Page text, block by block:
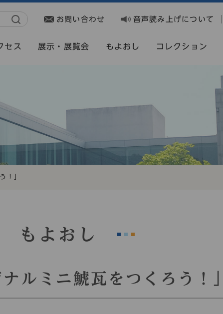
お問い合わせ 音声読み上げについて
セス 展示・展覧会 もよおし コレクション
！」
もよおし
ルミニ鯱瓦をつくろう！」